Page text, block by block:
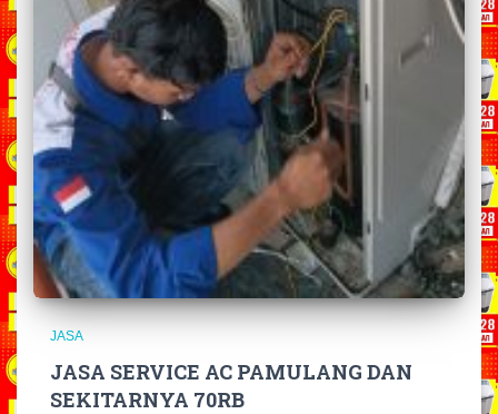
JASA
JASA SERVICE AC PAMULANG DAN
SEKITARNYA 70RB